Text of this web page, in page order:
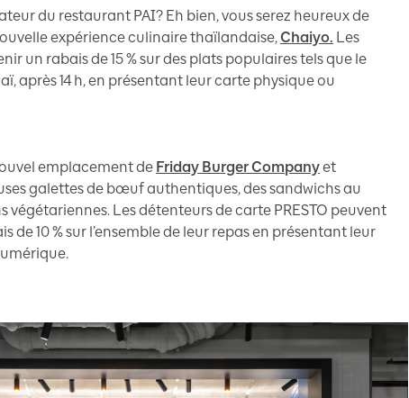
du restaurant PAI? Eh bien, vous serez heureux de
expérience culinaire thaïlandaise,Chaiyo. Les
un rabais de 15 % sur des plats populaires tels que le
après 14 h, en présentant leur carte physique ou
emplacement de Friday Burger Companyet
galettes de bœuf authentiques, des sandwichs au
végétariennes. Les détenteurs de carte PRESTO peuvent
de 10 % sur l’ensemble de leur repas en présentant leur